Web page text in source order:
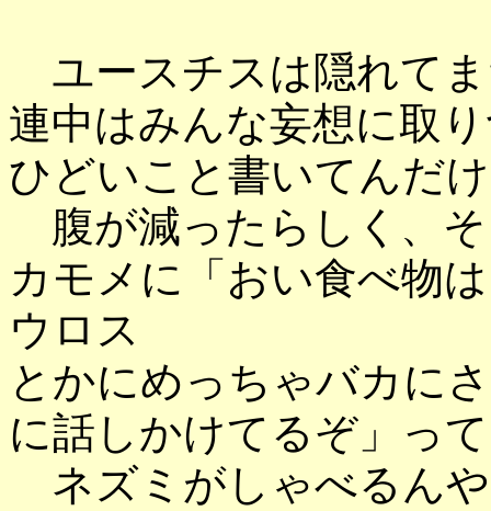
ユースチスは隠れて
連中はみんな妄想に取
ひどいこと書いてんだ
腹が減ったらしく、
カモメに「おい食べ物
ウロス
とかにめっちゃバカに
に話しかけてるぞ」っ
ネズミがしゃべるん